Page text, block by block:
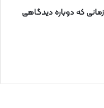
که دوباره دیدگاهی